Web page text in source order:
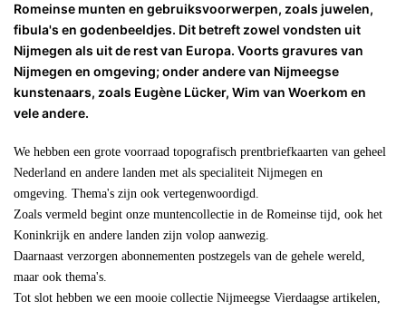
Romeinse munten en gebruiksvoorwerpen, zoals juwelen,
fibula's en godenbeeldjes. Dit betreft zowel vondsten uit
Nijmegen als uit de rest van Europa. Voorts gravures van
Nijmegen en omgeving; onder andere van Nijmeegse
kunstenaars, zoals Eugène Lücker, Wim van Woerkom en
vele andere.
We hebben een grote voorraad topografisch prentbriefkaarten van geheel
Nederland en andere landen met als specialiteit Nijmegen en
omgeving. Thema's zijn ook vertegenwoordigd.
Zoals vermeld begint onze muntencollectie in de Romeinse tijd, ook het
Koninkrijk en andere landen zijn volop aanwezig.
Daarnaast verzorgen abonnementen postzegels van de gehele wereld,
maar ook thema's.
Tot slot hebben we een mooie collectie Nijmeegse Vierdaagse artikelen,